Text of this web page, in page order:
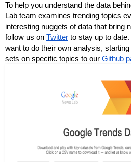
To help you understand the data
Lab team examines trending topics
interesting nuggets of data that bring
follow us on Twitter to stay up to
want to do their own analysis,
sets on specific topics to our Github